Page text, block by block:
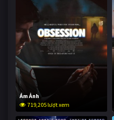
Ám Ảnh
719,205 lượt xem